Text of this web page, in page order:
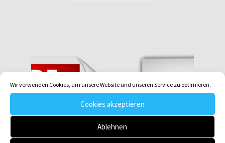
Wir verwenden Cookies, um unsere Website und unseren Service zu optimieren.
Cookies akzeptieren
Ablehnen